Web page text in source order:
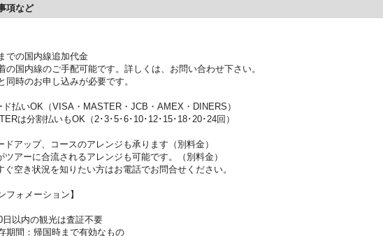
項など
での国内線追加代金
国内線のご手配可能です。詳しくは、お問い合わせ下さい。
時のお申し込みが必要です。
払いOK（VISA・MASTER・JCB・AMEX・DINERS）
は分割払いもOK（2･3･5･6･10･12･15･18･20･24回）
アップ、コースのアレンジも承ります（別料金）
アーに合流されるアレンジも可能です。（別料金）
空き状況を知りたい方はお電話でお問合せください。
フォメーション】
日以内の観光は査証不要
期間：帰国時まで有効なもの